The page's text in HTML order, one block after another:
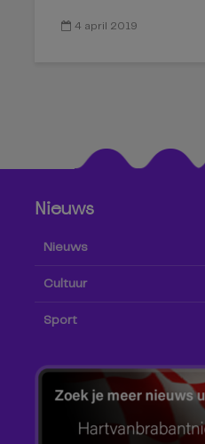
4 april 2019
Nieuws
Nieuws
Cultuur
Sport